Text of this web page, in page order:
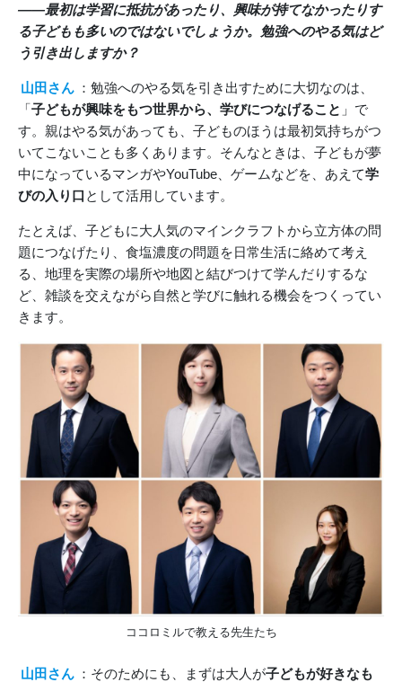
――最初は学習に抵抗があったり、興味が持てなかったりす
る子どもも多いのではないでしょうか。勉強へのやる気はど
う引き出しますか？
山田さん ：勉強へのやる気を引き出すために大切なのは、
「子どもが興味をもつ世界から、学びにつなげること 」で
す。親はやる気があっても、子どものほうは最初気持ちがつ
いてこないことも多くあります。そんなときは、子どもが夢
中になっているマンガやYouTube、ゲームなどを、あえて学
びの入り口 として活用しています。
たとえば、子どもに大人気のマインクラフトから立方体の問
題につなげたり、食塩濃度の問題を日常生活に絡めて考え
る、地理を実際の場所や地図と結びつけて学んだりするな
ど、雑談を交えながら自然と学びに触れる機会をつくってい
きます。
ココロミルで教える先生たち
山田さん ：そのためにも、まずは大人が子どもが好きなも